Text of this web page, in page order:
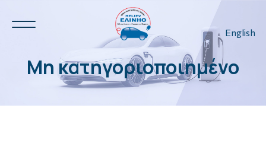
English
3
Μη κατηγοριοποιημένο